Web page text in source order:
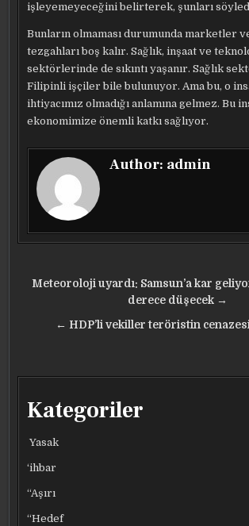
işleyemeyeceğini belirterek, şunları
Bunların olmaması durumunda marketler
tezgahları boş kalır. Sağlık, inşaat ve
sektörlerinde de sıkıntı yaşanır. Sağlık
Filipinli işçiler bile bulunuyor. Ama bu, o
ihtiyacımız olmadığı anlamına gelmez. Bu
ekonomimize önemli katkı sağlıyor.
Author: admin
Yazı
Meteoroloji uyardı: Samsun’a kar
derece düşecek →
← HDP’li vekiller teröristin
Kategoriler
Yasak
‘ihbar
“Aşırı
“Hedef